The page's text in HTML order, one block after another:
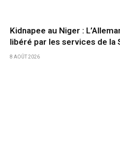
Kidnapee au Niger :
libéré par les services de la
8 AOÛT 2026